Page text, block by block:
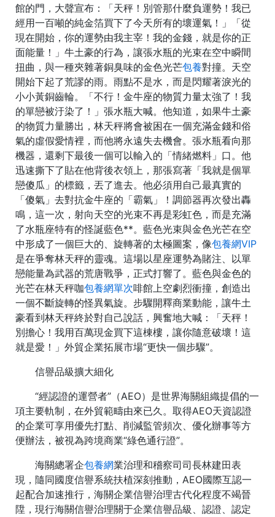
館的門，大聲宣布：「天秤！別管那什麼負運勢！我已
經用一百噸的純金箔買下了今天所有的壞運氣！」「從
現在開始，你的運勢由我主宰！我的金錢，就是你的正
面能量！」牛土豪的行為，讓張水瓶的光束在空中瞬間
扭曲，與一種夾雜著銅臭味的金色光芒包養對撞。天空
開始下起了荒謬的雨。雨點不是水，而是閃耀著淚光的
小小黃銅齒輪。「不行！金牛座的物質力量太強了！我
的單戀被汙染了！」張水瓶大喊。他知道，如果牛土豪
的物質力量勝出，林天秤將會被困在一個充滿金錢和俗
氣的虛假愛情裡，而他將永遠失去機會。張水瓶看向那
機器，還剩下最後一個可以輸入的「情緒燃料」口。他
迅速撕下了貼在他背後衣領上，那張寫著「我就是個單
戀傻瓜」的標籤，丟了進去。他必須用自己最真實的
「傻氣」去對抗金牛座的「霸氣」！調節器再次發出轟
鳴，這一次，射向天空的光束不再是彩虹色，而是充滿
了水瓶座特有的怪誕藍色**。藍色光束與金色光芒在空
中形成了一個巨大的、旋轉著的太極圖案，像包養網VIP
是在爭奪林天秤的靈魂。這場以星座運勢為賭注、以單
戀能量為武器的荒唐戰爭，正式打響了。藍色與金色的
光芒在林天秤咖包養網單次啡館上空劇烈衝撞，創造出
一個不斷旋轉的怪異氣旋。步驟開釋商業動能，讓牛土
豪看到林天秤終於對自己說話，興奮地大喊：「天秤！
別擔心！我用百萬現金買下這棟樓，讓你隨意破壞！這
就是愛！」外貿企業拓展市場“更快一個步驟”。
信譽品級擴大細化
“經認證的運營者”（AEO）是世界海關組織提倡的一
項主要軌制，在外貿範疇由來已久。取得AEO天資認證
的企業可享用優先打點、削減監管頻次、優化辦事等方
便辦法，被視為跨境商業“綠色通行證”。
海關總署企包養網業治理和稽察司司長林建田表
現，隨同國度信譽系統扶植深刻推動，AEO國際互認一
起配合加速推行，海關企業信譽治理古代化程度不竭晉
陞，現行海關信譽治理關于企業信譽品級、認證、認定